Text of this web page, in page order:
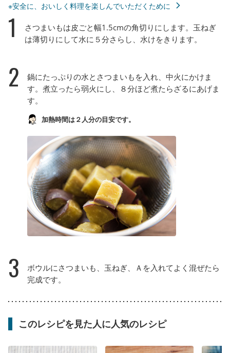
※安全に、おいしく料理を楽しんでいただくために
1
さつまいもは皮ごと幅1.5cmの角切りにします。玉ねぎ
は薄切りにして水に５分さらし、水けをきります。
2
鍋にたっぷりの水とさつまいもを入れ、中火にかけま
す。煮立ったら弱火にし、８分ほど煮たらざるにあげま
す。
加熱時間は２人分の目安です。
3
ボウルにさつまいも、玉ねぎ、Ａを入れてよく混ぜたら
完成です。
このレシピを見た人に人気のレシピ